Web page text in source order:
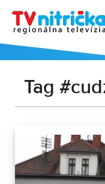
Tag